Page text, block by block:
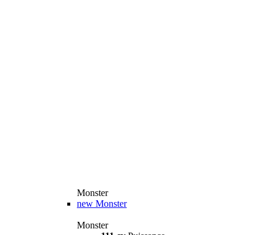
Monster
new Monster
Monster